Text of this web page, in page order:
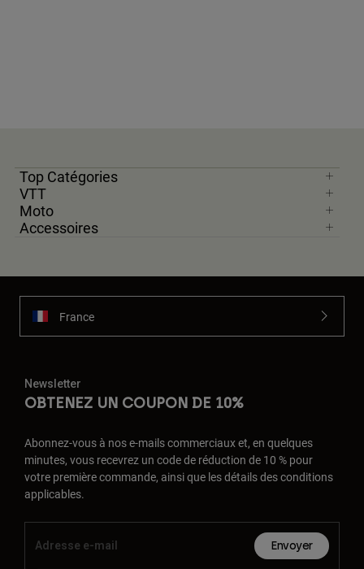
Top Catégories
VTT
Moto
Accessoires
France
Newsletter
OBTENEZ UN COUPON DE 10%
Abonnez-vous à nos e-mails commerciaux et, en quelques
minutes, vous recevrez un code de réduction de 10 % pour
votre première commande, ainsi que les détails des conditions
applicables.
Envoyer